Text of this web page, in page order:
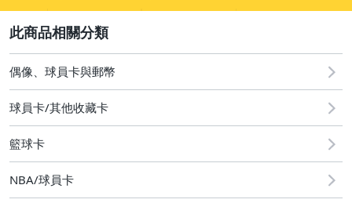
偶像、球員卡與郵幣
偶像、球員卡與郵幣
球員卡/其他收藏卡
籃球卡
NBA/球員卡